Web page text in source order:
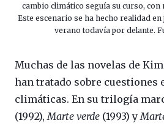
cambio climático seguía su curso, con
Este escenario se ha hecho realidad
verano todavía por delante.
Muchas de las novelas de
han tratado sobre cuestiones
climáticas. En su trilogía
(1992), Marte verde (1993) y